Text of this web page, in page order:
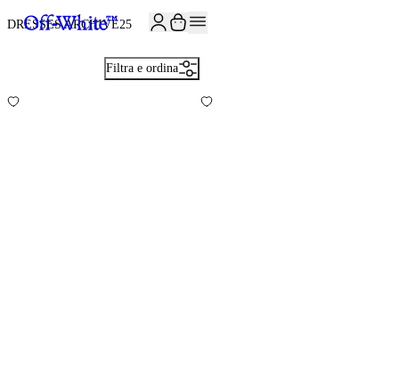
DRESSES ARCHIVE25
Filtra e ordina